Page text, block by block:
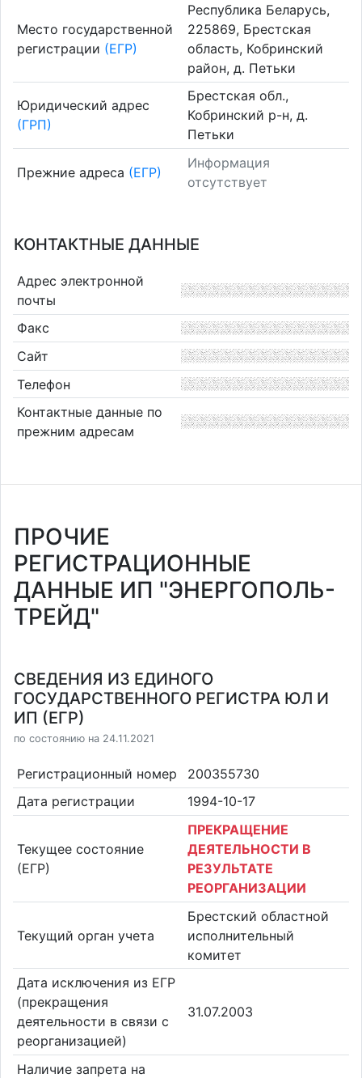
Место государственной
регистрации (ЕГР)
Республика Беларусь,
225869, Брестская
область, Кобринский
район, д. Петьки
Юридический адрес
(ГРП)
Брестская обл.,
Кобринский р-н, д.
Петьки
Прежние адреса (ЕГР)
Информация
отсутствует
КОНТАКТНЫЕ ДАННЫЕ
Адрес электронной
почты
Факс
Сайт
Телефон
Контактные данные по
прежним адресам
ПРОЧИЕ
РЕГИСТРАЦИОННЫЕ
ДАННЫЕ ИП "ЭНЕРГОПОЛЬ-
ТРЕЙД"
СВЕДЕНИЯ ИЗ ЕДИНОГО
ГОСУДАРСТВЕННОГО РЕГИСТРА ЮЛ И
ИП (ЕГР)
по состоянию на 24.11.2021
Регистрационный номер
200355730
Дата регистрации
1994-10-17
Текущее состояние
(ЕГР)
ПРЕКРАЩЕНИЕ
ДЕЯТЕЛЬНОСТИ В
РЕЗУЛЬТАТЕ
РЕОРГАНИЗАЦИИ
Текущий орган учета
Брестский областной
исполнительный
комитет
Дата исключения из ЕГР
(прекращения
деятельности в связи с
реорганизацией)
31.07.2003
Наличие запрета на